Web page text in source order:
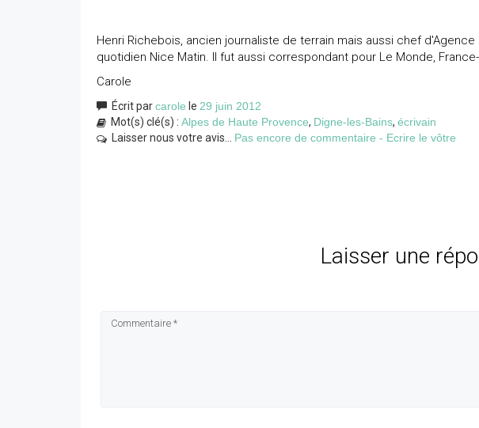
Henri Richebois, ancien journaliste de terrain mais aussi chef
quotidien Nice Matin. Il fut aussi correspondant pour Le Monde,
Carole
Écrit parcarole le 29 juin 2012
Mot(s) clé(s) : Alpes de Haute Provence, Digne-les-Bains, écrivain
Laisser nous votre avis... Pas encore de commentaire - Ecrire le vôtre
Laisser une